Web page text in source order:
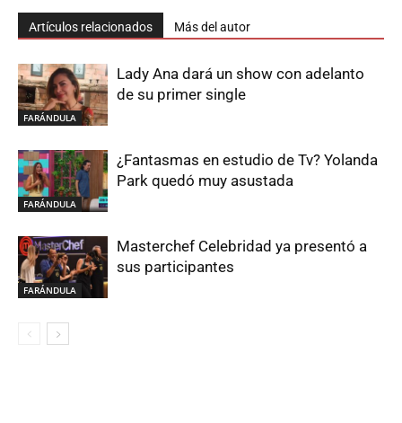
Artículos relacionados Más del autor
FARÁNDULA
Lady Ana dará un show con adelanto
de su primer single
FARÁNDULA
¿Fantasmas en estudio de Tv? Yolanda
Park quedó muy asustada
FARÁNDULA
Masterchef Celebridad ya presentó a
sus participantes